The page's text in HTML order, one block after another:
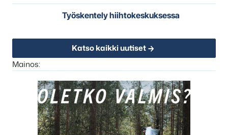
Työskentely hiihtokeskuksessa
Katso kaikki uutiset
Mainos: